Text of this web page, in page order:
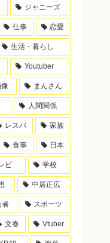
ジャニーズ
仕事 恋愛
生活・暮らし
Youtuber
まんさん
人間関係
レスバ 家族
食事 日本
ビ 学校
中居正広
者 スポーツ
文春 Vtuber